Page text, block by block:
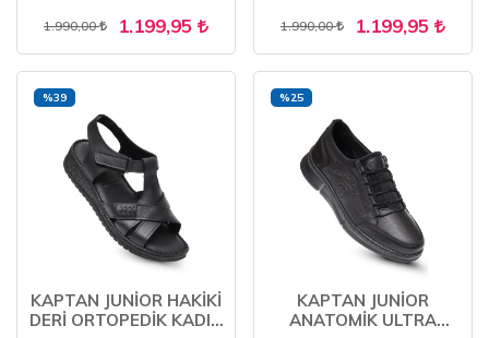
AYAKKABISI ZCKMK 650
1.990,00 1.199,95
AYAKKABISI ZCKMK 650
1.990,00 1.199,95
KAPTAN JUNİOR HAKİKİ
DERİ ORTOPEDİK KADIN
%39
KAPTAN JUNİOR
ANATOMİK ULTRA
%25